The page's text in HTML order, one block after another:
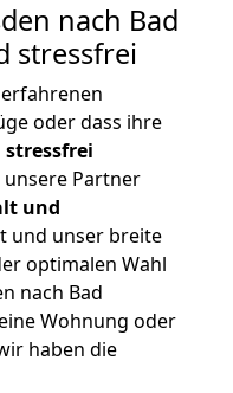
nach Bad
stressfrei
oder dass ihre
Partner
und
und unser breite
optimalen Wahl
nach Bad
Wohnung oder
haben die